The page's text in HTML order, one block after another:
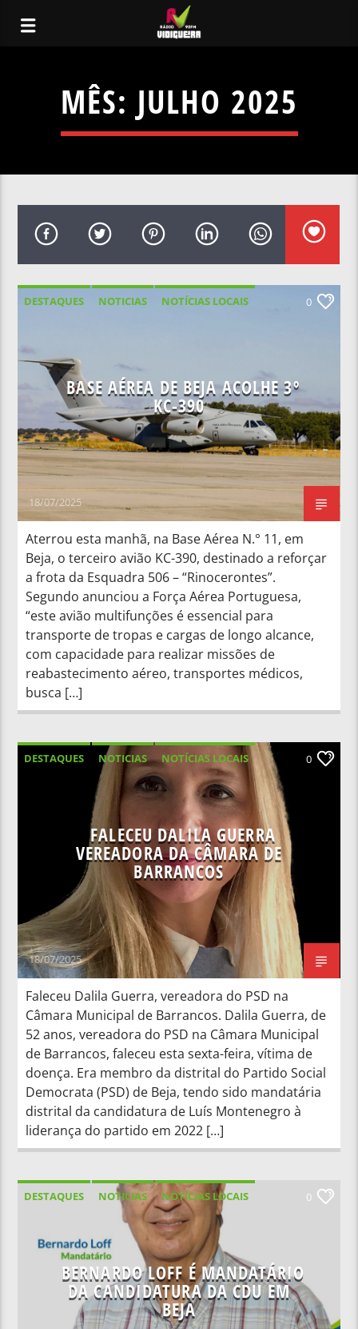
MÊS: JULHO 2025
DESTAQUES NOTICIAS
NOTÍCIAS LOCAIS
0
BASE AÉREA DE BEJA ACOLHE 3º
KC-390
18/07/2025
Aterrou esta manhã, na Base Aérea N.° 11, em
Beja, o terceiro avião KC-390, destinado a reforçar
a frota da Esquadra 506 – “Rinocerontes”.
Segundo anunciou a Força Aérea Portuguesa,
“este avião multifunções é essencial para
transporte de tropas e cargas de longo alcance,
com capacidade para realizar missões de
reabastecimento aéreo, transportes médicos,
busca […]
DESTAQUES NOTICIAS
NOTÍCIAS LOCAIS
NOTÍCIAS NACIONAIS
0
FALECEU DALILA GUERRA
VEREADORA DA CÂMARA DE
BARRANCOS
18/07/2025
Faleceu Dalila Guerra, vereadora do PSD na
Câmara Municipal de Barrancos. Dalila Guerra, de
52 anos, vereadora do PSD na Câmara Municipal
de Barrancos, faleceu esta sexta-feira, vítima de
doença. Era membro da distrital do Partido Social
Democrata (PSD) de Beja, tendo sido mandatária
distrital da candidatura de Luís Montenegro à
liderança do partido em 2022 […]
DESTAQUES NOTICIAS
NOTÍCIAS LOCAIS
NOTÍCIAS NACIONAIS
0
BERNARDO LOFF É MANDATÁRIO
DA CANDIDATURA DA CDU EM
BEJA